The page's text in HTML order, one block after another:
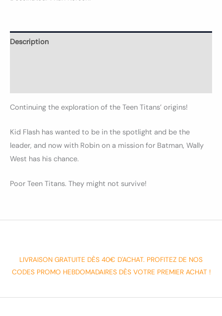
Description
Continuing the exploration of the Teen Titans’ origins!
Kid Flash has wanted to be in the spotlight and be the
leader, and now with Robin on a mission for Batman, Wally
West has his chance.
Poor Teen Titans. They might not survive!
LIVRAISON GRATUITE DÈS 40€ D'ACHAT. PROFITEZ DE NOS
CODES PROMO HEBDOMADAIRES DÈS VOTRE PREMIER ACHAT !